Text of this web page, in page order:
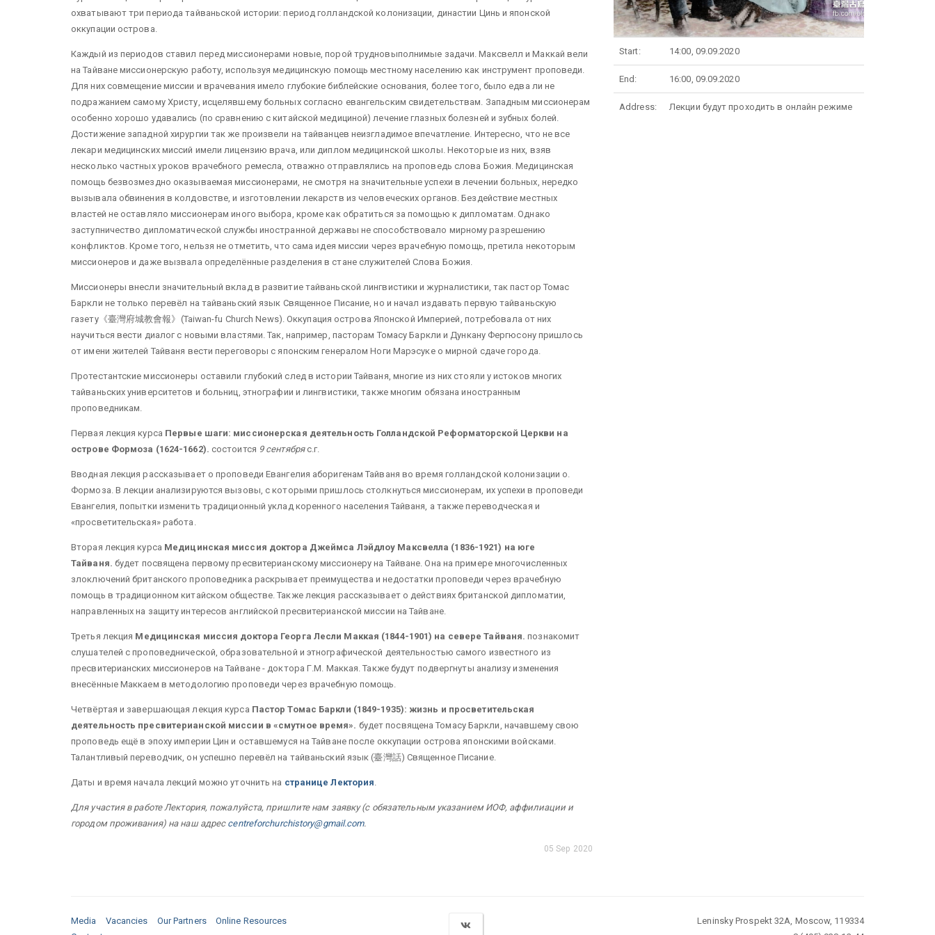
охватывают три периода тайваньской истории: период голландской колонизации, династии Цинь и японской
оккупации острова.
Каждый из периодов ставил перед миссионерами новые, порой трудновыполнимые задачи. Максвелл и Маккай вели
на Тайване миссионерскую работу, используя медицинскую помощь местному населению как инструмент проповеди.
Для них совмещение миссии и врачевания имело глубокие библейские основания, более того, было едва ли не
подражанием самому Христу, исцелявшему больных согласно евангельским свидетельствам. Западным миссионерам
особенно хорошо удавались (по сравнению с китайской медициной) лечение глазных болезней и зубных болей.
Достижение западной хирургии так же произвели на тайванцев неизгладимое впечатление. Интересно, что не все
лекари медицинских миссий имели лицензию врача, или диплом медицинской школы. Некоторые из них, взяв
несколько частных уроков врачебного ремесла, отважно отправлялись на проповедь слова Божия. Медицинская
помощь безвозмездно оказываемая миссионерами, не смотря на значительные успехи в лечении больных, нередко
вызывала обвинения в колдовстве, и изготовлении лекарств из человеческих органов. Бездействие местных
властей не оставляло миссионерам иного выбора, кроме как обратиться за помощью к дипломатам. Однако
заступничество дипломатической службы иностранной державы не способствовало мирному разрешению
конфликтов. Кроме того, нельзя не отметить, что сама идея миссии через врачебную помощь, претила некоторым
миссионеров и даже вызвала определённые разделения в стане служителей Слова Божия.
Миссионеры внесли значительный вклад в развитие тайваньской лингвистики и журналистики, так пастор Томас
Баркли не только перевёл на тайваньский язык Священное Писание, но и начал издавать первую тайваньскую
газету《臺灣府城教會報》(Taiwan-fu Church News). Оккупация острова Японской Империей, потребовала от них
научиться вести диалог с новыми властями. Так, например, пасторам Томасу Баркли и Дункану Фергюсону пришлось
от имени жителей Тайваня вести переговоры с японским генералом Ноги Марэсуке о мирной сдаче города.
Протестантские миссионеры оставили глубокий след в истории Тайваня, многие из них стояли у истоков многих
тайваньских университетов и больниц, этнографии и лингвистики, также многим обязана иностранным
проповедникам.
Первая лекция курса Первые шаги: миссионерская деятельность Голландской Реформаторской Церкви на
острове Формоза (1624-1662). состоится 9 сентябряс.г.
Вводная лекция рассказывает о проповеди Евангелия аборигенам Тайваня во время голландской колонизации о.
Формоза. В лекции анализируются вызовы, с которыми пришлось столкнуться миссионерам, их успехи в проповеди
Евангелия, попытки изменить традиционный уклад коренного населения Тайваня, а также переводческая и
«просветительская» работа.
Вторая лекция курса Медицинская миссия доктора Джеймса Лэйдлоу Максвелла (1836-1921) на юге
Тайваня. будет посвящена первому пресвитерианскому миссионеру на Тайване. Она на примере многочисленных
злоключений британского проповедника раскрывает преимущества и недостатки проповеди через врачебную
помощь в традиционном китайском обществе. Также лекция рассказывает о действиях британской дипломатии,
направленных на защиту интересов английской пресвитерианской миссии на Тайване.
Третья лекция Медицинская миссия доктора Георга Лесли Маккая (1844-1901) на севере Тайваня.познакомит
слушателей с проповеднической, образовательной и этнографической деятельностью самого известного из
пресвитерианских миссионеров на Тайване - доктора Г.М. Маккая. Также будут подвергнуты анализу изменения
внесённые Маккаем в методологию проповеди через врачебную помощь.
Четвёртая и завершающая лекция курса Пастор Томас Баркли (1849-1935): жизнь и просветительская
деятельность пресвитерианской миссии в «смутное время». будет посвящена Томасу Баркли, начавшему свою
проповедь ещё в эпоху империи Цин и оставшемуся на Тайване после оккупации острова японскими войсками.
Талантливый переводчик, он успешно перевёл на тайваньский язык (臺灣話) Священное Писание.
Даты и время начала лекций можно уточнить на странице Лектория.
Для участия в работе Лектория, пожалуйста, пришлите нам заявку (с обязательным указанием ИОФ, аффилиации и
городом проживания) на наш адрес centreforchurchistory@gmail.com.
05 Sep 2020
Start: 14:00, 09.09.2020
End: 16:00, 09.09.2020
Address: Лекции будут проходить в онлайн режиме
Media Vacancies Our Partners
Online Resources
Leninsky Prospekt 32A, Moscow, 119334